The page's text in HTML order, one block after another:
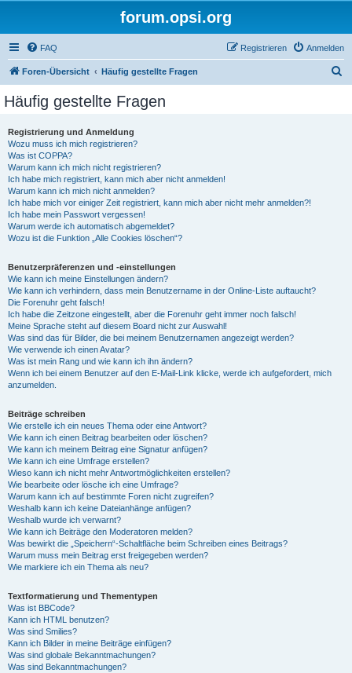
forum.opsi.org
FAQ Anmelden
Registrieren
Foren-Übersicht Häufig gestellte Fragen
Häufig gestellte Fragen
Registrierung und Anmeldung
Wozu muss ich mich registrieren?
Was ist COPPA?
Warum kann ich mich nicht registrieren?
Ich habe mich registriert, kann mich aber nicht anmelden!
Warum kann ich mich nicht anmelden?
Ich habe mich vor einiger Zeit registriert, kann mich aber nicht mehr anmelden?!
Ich habe mein Passwort vergessen!
Warum werde ich automatisch abgemeldet?
Wozu ist die Funktion „Alle Cookies löschen“?
Benutzerpräferenzen und -einstellungen
Wie kann ich meine Einstellungen ändern?
Wie kann ich verhindern, dass mein Benutzername in der Online-Liste auftaucht?
Die Forenuhr geht falsch!
Ich habe die Zeitzone eingestellt, aber die Forenuhr geht immer noch falsch!
Meine Sprache steht auf diesem Board nicht zur Auswahl!
Was sind das für Bilder, die bei meinem Benutzernamen angezeigt werden?
Wie verwende ich einen Avatar?
Was ist mein Rang und wie kann ich ihn ändern?
Wenn ich bei einem Benutzer auf den E-Mail-Link klicke, werde ich aufgefordert, mich
anzumelden.
Beiträge schreiben
Wie erstelle ich ein neues Thema oder eine Antwort?
Wie kann ich einen Beitrag bearbeiten oder löschen?
Wie kann ich meinem Beitrag eine Signatur anfügen?
Wie kann ich eine Umfrage erstellen?
Wieso kann ich nicht mehr Antwortmöglichkeiten erstellen?
Wie bearbeite oder lösche ich eine Umfrage?
Warum kann ich auf bestimmte Foren nicht zugreifen?
Weshalb kann ich keine Dateianhänge anfügen?
Weshalb wurde ich verwarnt?
Wie kann ich Beiträge den Moderatoren melden?
Was bewirkt die „Speichern“-Schaltfläche beim Schreiben eines Beitrags?
Warum muss mein Beitrag erst freigegeben werden?
Wie markiere ich ein Thema als neu?
Textformatierung und Thementypen
Was ist BBCode?
Kann ich HTML benutzen?
Was sind Smilies?
Kann ich Bilder in meine Beiträge einfügen?
Was sind globale Bekanntmachungen?
Was sind Bekanntmachungen?